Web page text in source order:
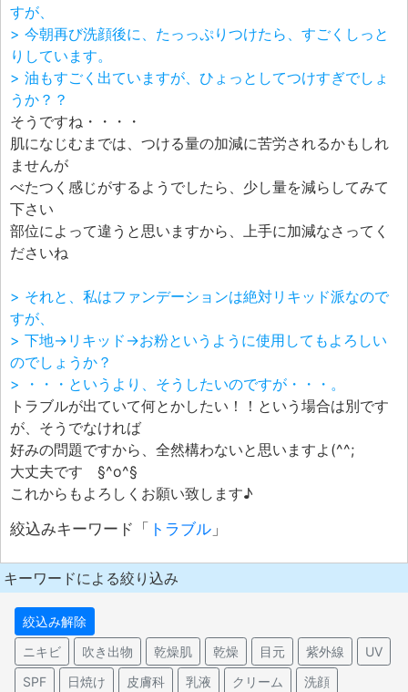
すが、
> 今朝再び洗顔後に、たっっぷりつけたら、すごくしっと
りしています。
> 油もすごく出ていますが、ひょっとしてつけすぎでしょ
うか？？
そうですね・・・・
肌になじむまでは、つける量の加減に苦労されるかもしれ
ませんが
べたつく感じがするようでしたら、少し量を減らしてみて
下さい
部位によって違うと思いますから、上手に加減なさってく
ださいね
> それと、私はファンデーションは絶対リキッド派なので
すが、
> 下地→リキッド→お粉というように使用してもよろしい
のでしょうか？
> ・・・というより、そうしたいのですが・・・。
トラブルが出ていて何とかしたい！！という場合は別です
が、そうでなければ
好みの問題ですから、全然構わないと思いますよ(^^;
大丈夫です §^o^§
これからもよろしくお願い致します♪
絞込みキーワード「 トラブル 」
キーワードによる絞り込み
絞込み解除
ニキビ
吹き出物 乾燥肌 乾燥 目元 紫外線
UV
SPF
日焼け 皮膚科 乳液 クリーム 洗顔